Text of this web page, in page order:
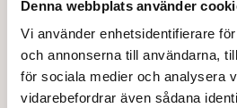
Denna webbplats använder
Vi använder enhetsidentifierare
och annonserna till användarna,
för sociala medier och analysera
vidarebefordrar även sådana
Vivani 71% EKO 100 g
46,00kr
Läs mer